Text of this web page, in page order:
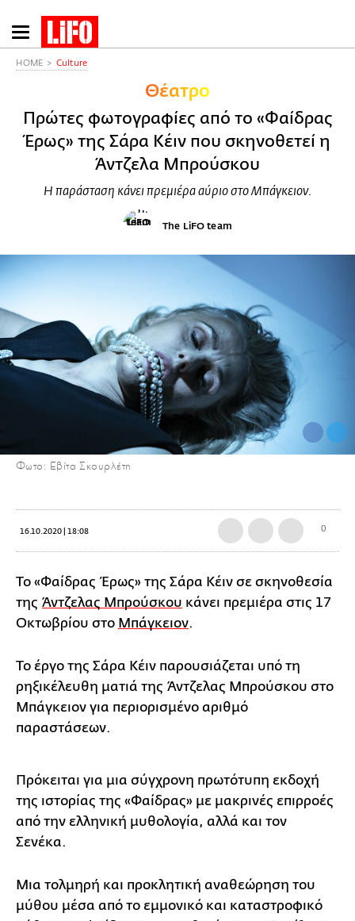
Παράκαμψη
προς
HOME Culture
Θέατρο
Πρώτες φωτογραφίες από το «Φαίδρας
Έρως» της Σάρα Κέιν που σκηνοθετεί η
Άντζελα Μπρούσκου
Η παράσταση κάνει πρεμιέρα αύριο στο Μπάγκειον.
The LiFO team
Φωτο: Εβίτα Σκουρλέτη
16.10.2020 | 18:08 0
Το «Φαίδρας Έρως» της Σάρα Κέιν σε σκηνοθεσία
της Άντζελας Μπρούσκου κάνει πρεμιέρα στις 17
Οκτωβρίου στο Μπάγκειον.
Το έργο της Σάρα Κέιν παρουσιάζεται υπό τη
ρηξικέλευθη ματιά της Άντζελας Μπρούσκου στο
Μπάγκειον για περιορισμένο αριθμό
παραστάσεων.
Πρόκειται για μια σύγχρονη πρωτότυπη εκδοχή
της ιστορίας της «Φαίδρας» με μακρινές επιρροές
από την ελληνική μυθολογία, αλλά και τον
Σενέκα.
Μια τολμηρή και προκλητική αναθεώρηση του
μύθου μέσα από το εμμονικό και καταστροφικό